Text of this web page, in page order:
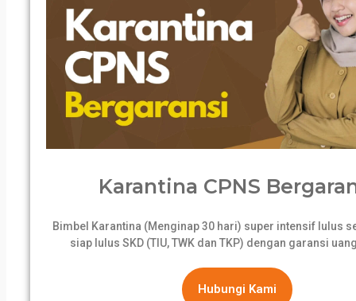
Karantina CPNS
Bimbel Karantina (Menginap 30 hari) super intensif lulus
siap lulus SKD (TIU, TWK dan TKP) dengan garansi
Hubungi Kami